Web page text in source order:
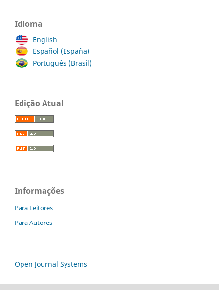
Idioma
English
Español (España)
Português (Brasil)
Edição Atual
Informações
Para Leitores
Para Autores
Open Journal Systems